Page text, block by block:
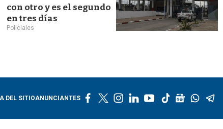
con otro y es el segundo
en tres días
Policiales
DEL SITIOANUNCIANTES
c
i
s
l
n
y
u
t
k
g
o
w
a
l